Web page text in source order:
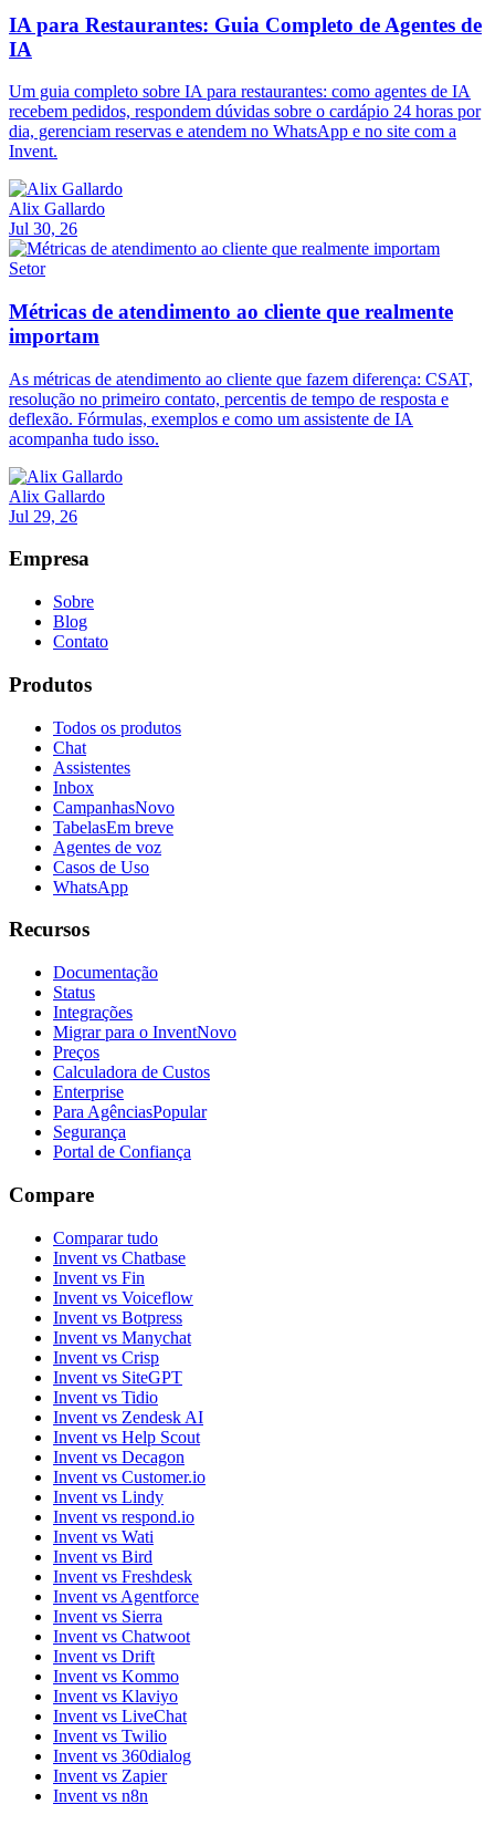
IA para Restaurantes: Guia Completo de Agentes de
IA
Um guia completo sobre IA para restaurantes: como agentes de IA
recebem pedidos, respondem dúvidas sobre o cardápio 24 horas por
dia, gerenciam reservas e atendem no WhatsApp e no site com a
Invent.
Alix Gallardo
Jul 30, 26
Setor
Métricas de atendimento ao cliente que realmente
importam
As métricas de atendimento ao cliente que fazem diferença: CSAT,
resolução no primeiro contato, percentis de tempo de resposta e
deflexão. Fórmulas, exemplos e como um assistente de IA
acompanha tudo isso.
Alix Gallardo
Jul 29, 26
Empresa
Sobre
Blog
Contato
Produtos
Todos os produtos
Chat
Assistentes
Inbox
CampanhasNovo
TabelasEm breve
Agentes de voz
Casos de Uso
WhatsApp
Recursos
Documentação
Status
Integrações
Migrar para o InventNovo
Preços
Calculadora de Custos
Enterprise
Para AgênciasPopular
Segurança
Portal de Confiança
Compare
Comparar tudo
Invent vs Chatbase
Invent vs Fin
Invent vs Voiceflow
Invent vs Botpress
Invent vs Manychat
Invent vs Crisp
Invent vs SiteGPT
Invent vs Tidio
Invent vs Zendesk AI
Invent vs Help Scout
Invent vs Decagon
Invent vs Customer.io
Invent vs Lindy
Invent vs respond.io
Invent vs Wati
Invent vs Bird
Invent vs Freshdesk
Invent vs Agentforce
Invent vs Sierra
Invent vs Chatwoot
Invent vs Drift
Invent vs Kommo
Invent vs Klaviyo
Invent vs LiveChat
Invent vs Twilio
Invent vs 360dialog
Invent vs Zapier
Invent vs n8n